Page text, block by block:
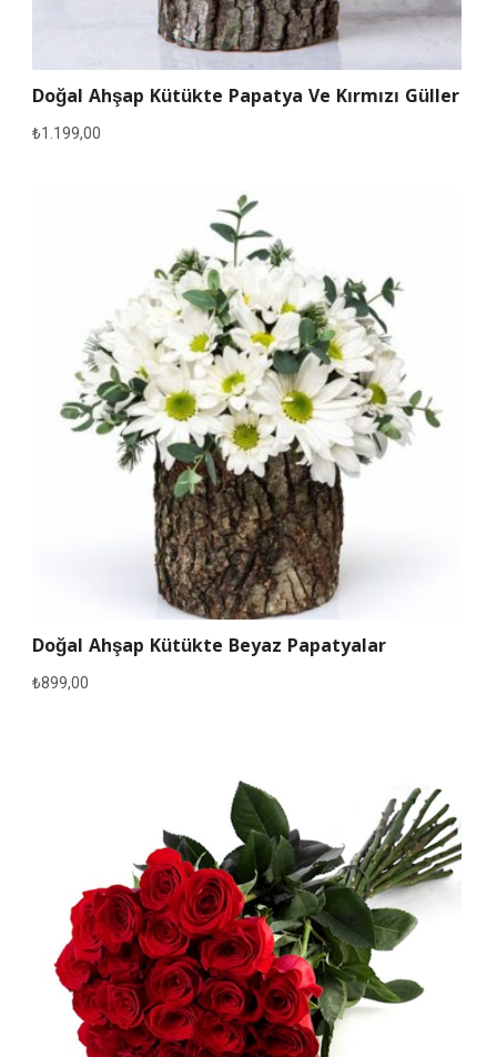
Doğal Ahşap Kütükte Papatya Ve Kırmızı Güller
₺1.199,00
Doğal Ahşap Kütükte Beyaz Papatyalar
₺899,00